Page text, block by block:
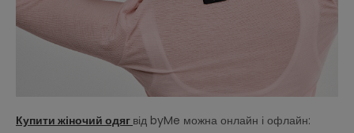
Купити жіночий одяг від byMe можна онлайн і офлайн: